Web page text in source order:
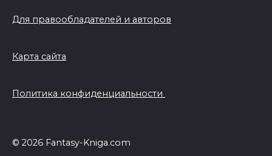
Для правообладателей и авторов
Карта сайта
Политика конфиденциальности
© 2026 Fantasy-Kniga.com